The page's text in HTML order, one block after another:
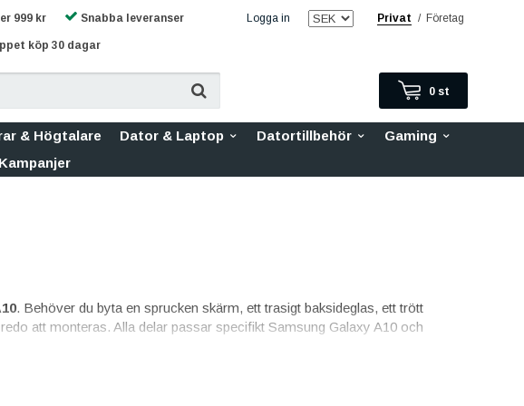
Logga in Privat / Företag
999 kr Snabba leveranser
köp 30 dagar
0 st
& Högtalare Dator & Laptop Datortillbehör
Gaming
Kampanjer
. Behöver du byta en sprucken skärm, ett trasigt baksideglas, ett trött
att monteras. Alla delar passar specifikt Samsung Galaxy A10 och